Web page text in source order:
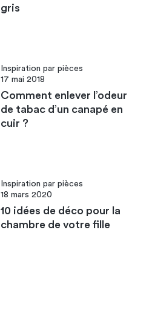
gris
Inspiration par pièces
17 mai 2018
Comment enlever l’odeur
de tabac d’un canapé en
cuir ?
Inspiration par pièces
18 mars 2020
10 idées de déco pour la
chambre de votre fille